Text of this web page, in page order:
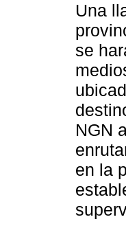
Una
se
NGN
en la